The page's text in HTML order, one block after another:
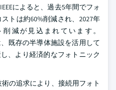
によると、過去5年間でフォ
トは約60%削減され、2027年
減が見込まれています。
既存の半導体施設を活用して
、より経済的なフォトニック
の追求により、接続用フォト